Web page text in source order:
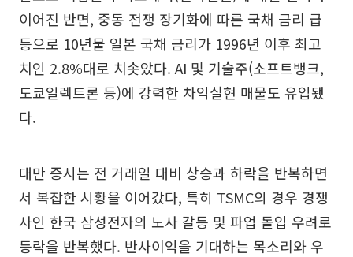
이어진 반면, 중동 전쟁 장기화에 따른 국채 금리 급
등으로 10년물 일본 국채 금리가 1996년 이후 최고
치인 2.8%대로 치솟았다. AI 및 기술주(소프트뱅크,
도쿄일렉트론 등)에 강력한 차익실현 매물도 유입됐
다.
대만 증시는 전 거래일 대비 상승과 하락을 반복하면
서 복잡한 시황을 이어갔다, 특히 TSMC의 경우 경쟁
사인 한국 삼성전자의 노사 갈등 및 파업 돌입 우려로
등락을 반복했다. 반사이익을 기대하는 목소리와 우